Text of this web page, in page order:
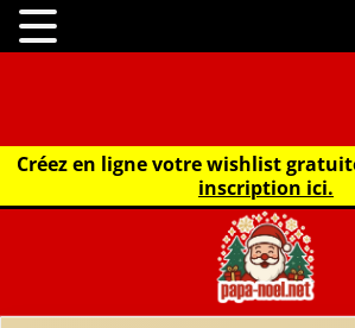
Créez en ligne votre wishlist
inscription ici.